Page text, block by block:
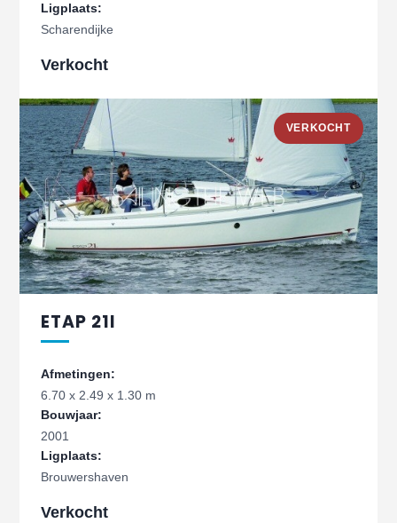
Ligplaats:
Scharendijke
Verkocht
VERKOCHT
ETAP 21I
Afmetingen:
6.70 x 2.49 x 1.30 m
Bouwjaar:
2001
Ligplaats:
Brouwershaven
Verkocht